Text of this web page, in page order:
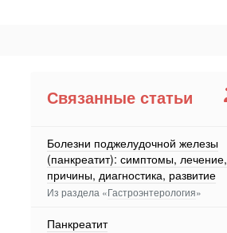
Связанные статьи
Болезни поджелудочной железы
(панкреатит): симптомы, лечение,
причины, диагностика, развитие
Из раздела «Гастроэнтерология»
Панкреатит